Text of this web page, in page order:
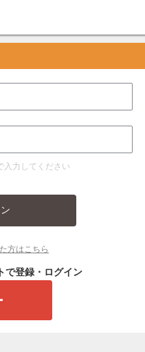
力してください
方はこちら
で登録・ログイン